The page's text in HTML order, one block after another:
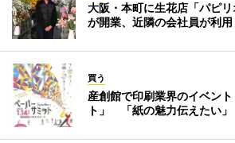
大阪・本町に生花店「パピ
が開業、近隣の会社員が利用
買う
産創館で印刷業界のイベン
ト」 「紙の魅力伝えたい」